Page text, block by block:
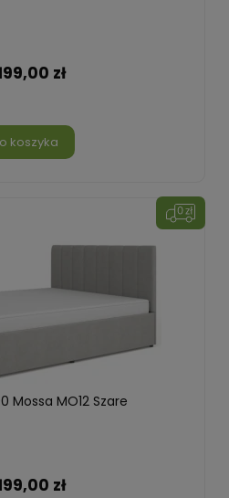
zł
koszyka
Mossa MO12 Szare
zł